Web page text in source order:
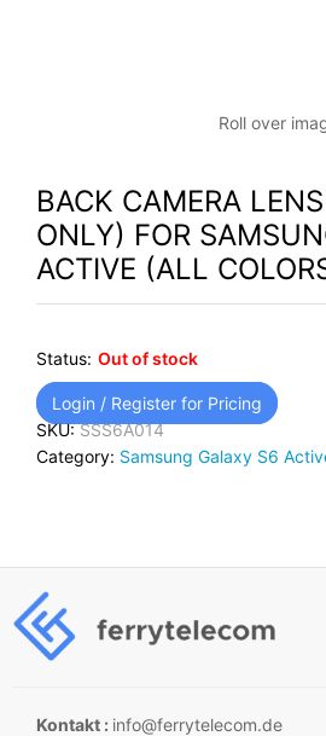
Roll over
BACK CAMERA
ONLY) FOR
ACTIVE (ALL
Status: Out of stock
Login / Register for Pricing
SKU:SSS6A014
Category: Samsung Galaxy S6
Kontakt : info@ferrytelecom.de